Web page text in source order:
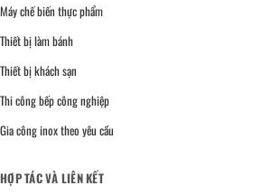
Máy chế biến thực phẩm
Thiết bị làm bánh
Thiết bị khách sạn
Thi công bếp công nghiệp
Gia công inox theo yêu cầu
HỢP TÁC VÀ LIÊN KẾT